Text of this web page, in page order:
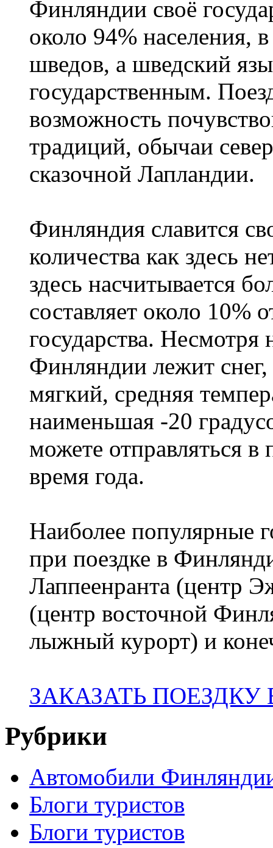
Финляндии своё
около 94% населения,
шведов, а шведский
государственным.
возможность
традиций, обычаи
сказочной Лапландии.
Финляндия славится
количества как здесь
здесь насчитывается
составляет около 10%
государства. Несмотря
Финляндии лежит
мягкий, средняя
наименьшая -20
можете отправляться
время года.
Наиболее популярные
при поездке в
Лаппеенранта (центр
(центр восточной
лыжный курорт) и
ЗАКАЗАТЬ
Рубрики
Автомобили
Блоги туристов
Блоги туристов